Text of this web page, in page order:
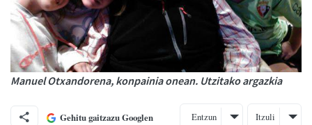
Manuel Otxandorena, konpainia onean. Utzitako argazkia
Gehitu gaitzazu Googlen Entzun Itzuli